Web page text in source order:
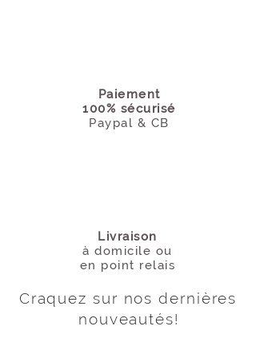
Paiement
100% sécurisé
Paypal & CB
Livraison
à domicile ou
en point relais
Craquez sur nos dernières
nouveautés!